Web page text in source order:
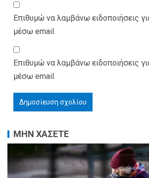
Επιθυμώ να λαμβάνω ειδοποιήσεις
μέσω email.
Επιθυμώ να λαμβάνω ειδοποιήσεις
μέσω email.
ΜΗΝ ΧΑΣΕΤΕ